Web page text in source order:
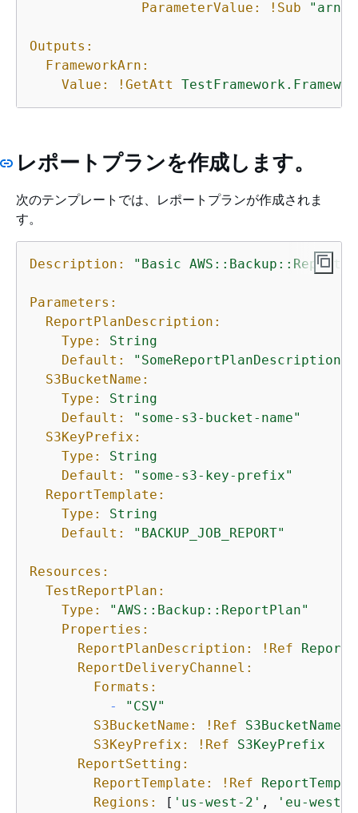
ParameterValue: !Sub
Outputs:
FrameworkArn:
Value:
!GetAtt
レポートプランを作成します。
次のテンプレートでは、レポートプランが作成されま
す。
Description: "Basic
Parameters:
ReportPlanDescription:
Type:
String
Default:
"SomeReportPlanDescription"
S3BucketName:
Type:
String
Default:
"some-s3-bucket-name"
S3KeyPrefix:
Type:
String
Default:
"some-s3-key-prefix"
ReportTemplate:
Type:
String
Default:
"BACKUP_JOB_REPORT"
Resources:
TestReportPlan:
Type:
"AWS::Backup::ReportPlan"
Properties:
ReportPlanDescription:
!Ref
ReportDeliveryChannel:
Formats:
-
"CSV"
S3BucketName:
!Ref
S3BucketName
S3KeyPrefix:
!Ref
S3KeyPrefix
ReportSetting:
ReportTemplate:
!Ref
Regions:
[ 'us-west-2' ,
'eu-west-